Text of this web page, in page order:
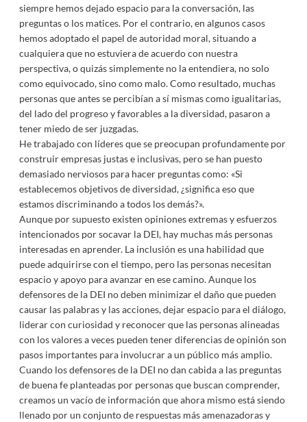
siempre hemos dejado espacio para la conversación, las
preguntas o los matices. Por el contrario, en algunos casos
hemos adoptado el papel de autoridad moral, situando a
cualquiera que no estuviera de acuerdo con nuestra
perspectiva, o quizás simplemente no la entendiera, no solo
como equivocado, sino como malo. Como resultado, muchas
personas que antes se percibían a sí mismas como igualitarias,
del lado del progreso y favorables a la diversidad, pasaron a
tener miedo de ser juzgadas.
He trabajado con líderes que se preocupan profundamente por
construir empresas justas e inclusivas, pero se han puesto
demasiado nerviosos para hacer preguntas como: «Si
establecemos objetivos de diversidad, ¿significa eso que
estamos discriminando a todos los demás?».
Aunque por supuesto existen opiniones extremas y esfuerzos
intencionados por socavar la DEI, hay muchas más personas
interesadas en aprender. La inclusión es una habilidad que
puede adquirirse con el tiempo, pero las personas necesitan
espacio y apoyo para avanzar en ese camino. Aunque los
defensores de la DEI no deben minimizar el daño que pueden
causar las palabras y las acciones, dejar espacio para el diálogo,
liderar con curiosidad y reconocer que las personas alineadas
con los valores a veces pueden tener diferencias de opinión son
pasos importantes para involucrar a un público más amplio.
Cuando los defensores de la DEI no dan cabida a las preguntas
de buena fe planteadas por personas que buscan comprender,
creamos un vacío de información que ahora mismo está siendo
llenado por un conjunto de respuestas más amenazadoras y